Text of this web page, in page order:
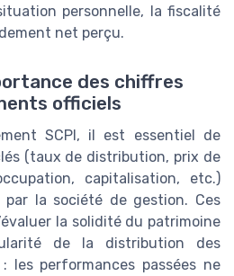
personnelle, la fiscalité
net perçu.
des chiffres
officiels
SCPI, il est essentiel de
(taux de distribution, prix de
capitalisation, etc.)
par la société de gestion. Ces
la solidité du patrimoine
de la distribution des
les performances passées ne